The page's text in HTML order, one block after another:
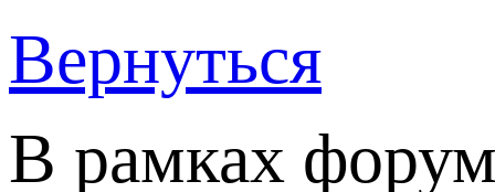
Вернуться
В рамках